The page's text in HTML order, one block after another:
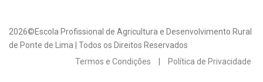
2026©Escola Profissional de Agricultura e Desenvolvimento Rural
de Ponte de Lima | Todos os Direitos Reservados
Termos e Condições
Política de Privacidade